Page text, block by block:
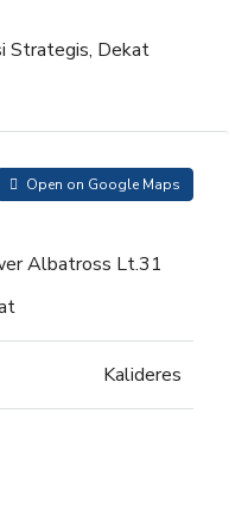
Strategis, Dekat
Open on Google Maps
Albatross Lt.31
Kalideres